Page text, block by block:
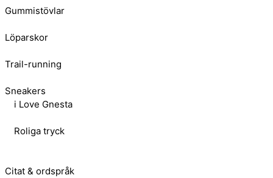
Gummistövlar
Löparskor
Trail-running
Sneakers
i Love Gnesta
Roliga tryck
Citat & ordspråk